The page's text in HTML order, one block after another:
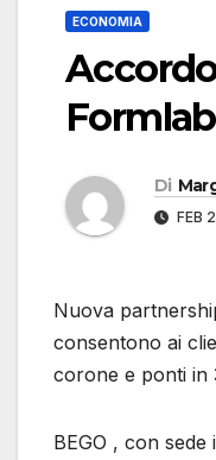
ECONOMIA
Di
FEB
Nuova
consentono ai
corone e ponti in
BEGO , con